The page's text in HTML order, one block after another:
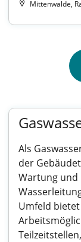
Mittenwalde,
Als
der
Wartung und
Umfeld